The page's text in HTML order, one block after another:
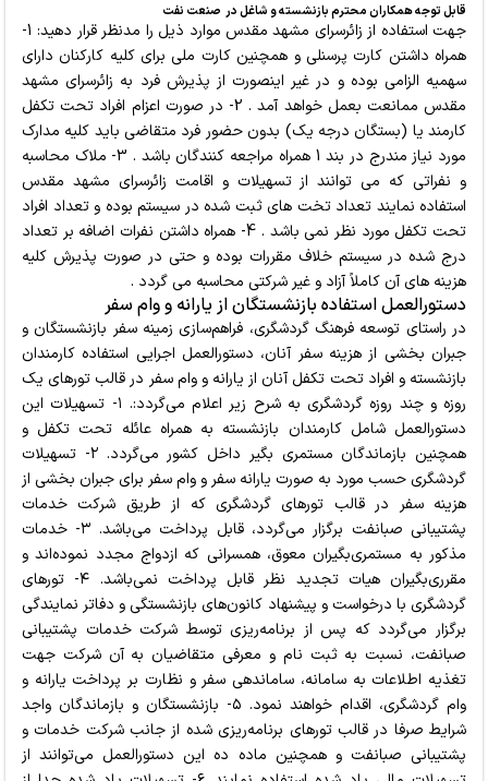
قابل توجه همکاران محترم بازنشسته و شاغل در صنعت نفت
جهت استفاده از زائرسرای مشهد مقدس موارد ذیل را مدنظر قرار دهید: 1-
همراه داشتن کارت پرسنلی و همچنین کارت ملی برای کلیه کارکنان دارای
سهمیه الزامی بوده و در غیر اینصورت از پذیرش فرد به زائرسرای مشهد
مقدس ممانعت بعمل خواهد آمد . 2- در صورت اعزام افراد تحت تکفل
کارمند یا (بستگان درجه یک) بدون حضور فرد متقاضی باید کلیه مدارک
مورد نیاز مندرج در بند 1 همراه مراجعه کنندگان باشد . 3- ملاک محاسبه
و نفراتی که می توانند از تسهیلات و اقامت زائرسرای مشهد مقدس
استفاده نمایند تعداد تخت های ثبت شده در سیستم بوده و تعداد افراد
تحت تکفل مورد نظر نمی باشد . 4- همراه داشتن نفرات اضافه بر تعداد
درج شده در سیستم خلاف مقررات بوده و حتی در صورت پذیرش کلیه
هزینه های آن کاملاً آزاد و غیر شرکتی محاسبه می گردد .
دستورالعمل استفاده بازنشستگان از یارانه و وام سفر
در راستای توسعه فرهنگ گردشگری، فراهم‌سازی زمینه سفر بازنشستگان و
جبران بخشی از هزینه سفر آنان، دستورالعمل اجرایی استفاده کارمندان
بازنشسته و افراد تحت تکفل آنان از یارانه و وام سفر در قالب تورهای یک
روزه و چند روزه گردشگری به شرح زیر اعلام می‌گردد:. ۱- تسهیلات این
دستورالعمل شامل کارمندان بازنشسته به همراه عائله تحت تکفل و
همچنین بازماندگان مستمری بگیر داخل کشور می‌گردد. ۲- تسهیلات
گردشگری حسب مورد به صورت یارانه سفر و وام سفر برای جبران بخشی از
هزینه سفر در قالب تورهای گردشگری که از طریق شرکت خدمات
پشتیبانی صبانفت برگزار می‌گردد، قابل پرداخت می‌باشد. ۳- خدمات
مذکور به مستمری‌بگیران معوق، همسرانی که ازدواج مجدد نموده‌اند و
مقرری‌بگیران هیات تجدید نظر قابل پرداخت نمی‌باشد. ۴- تورهای
گردشگری با درخواست و پیشنهاد کانون‌های بازنشستگی و دفاتر نمایندگی
برگزار می‌گردد که پس از برنامه‌ریزی توسط شرکت خدمات پشتیبانی
صبانفت، نسبت به ثبت نام و معرفی متقاضیان به آن شرکت جهت
تغذیه اطلاعات به سامانه، ساماندهی سفر و نظارت بر پرداخت یارانه و
وام گردشگری، اقدام خواهند نمود. ۵- بازنشستگان و بازماندگان واجد
شرایط صرفا در قالب تورهای برنامه‌ریزی شده از جانب شرکت خدمات و
پشتیبانی صبانفت و همچنین ماده ده این دستورالعمل می‌توانند از